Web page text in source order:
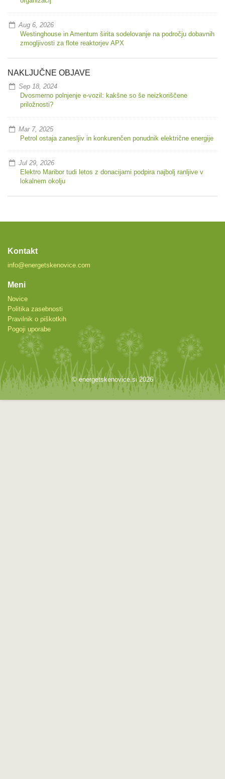
Aug 6, 2026
Westinghouse in Amentum širita sodelovanje na področju dobavnih
zmogljivosti za flote reaktorjev APX
NAKLJUČNE OBJAVE
Sep 18, 2024
Dvosmerno polnjenje e-vozil: kakšne so še neizkoriščene
priložnosti?
Mar 7, 2025
Petrol ostaja zanesljiv in konkurenčen ponudnik električne energije
Jul 29, 2026
Elektro Maribor tudi letos z donacijami podpira najbolj ranljive v
lokalnem okolju
Kontakt
info@energetskenovice.com
Meni
Novice
Politika zasebnosti
Pravilnik o piškotkih
Pogoji uporabe
© energetskenovice.si 2026